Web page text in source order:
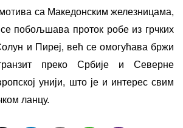
са Македонским железницама,
побољшава проток робе из грчких
и Пиреј, већ се омогућава бржи
преко Србије и Северне
унији, што је и интерес свим
ланцу.